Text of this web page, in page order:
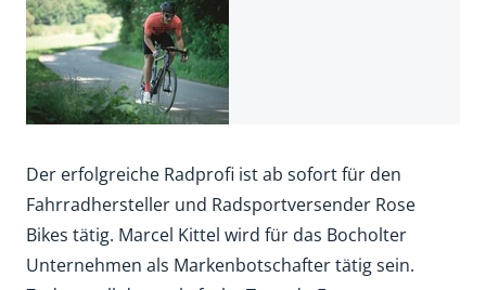
Der erfolgreiche Radprofi ist ab sofort für den
Fahrradhersteller und Radsportversender Rose
Bikes tätig. Marcel Kittel wird für das Bocholter
Unternehmen als Markenbotschafter tätig sein.